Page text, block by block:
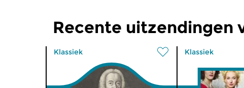
Recente uitzendingen
Klassiek Klassiek